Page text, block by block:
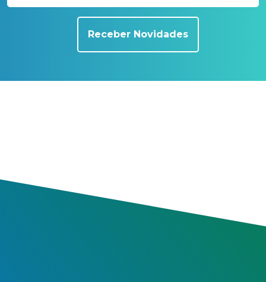
Receber Novidades